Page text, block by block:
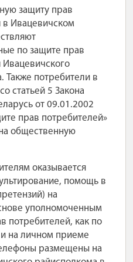
защиту прав
в Ивацевичском
по защите прав
Ивацевичского
Также потребители в
статьей 5 Закона
от 09.01.2002
прав потребителей»
общественную
оказывается
помощь в
на
уполномоченным
потребителей, как по
и на личном приеме
размещены на